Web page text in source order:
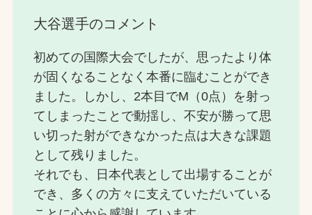
大谷選手のコメント
初めての国際大会でしたが、思ったより体
が固くなることなく本番に臨むことができ
ました。しかし、2本目でM（0点）を射っ
てしまったことで動揺し、不安が勝って思
い切った射ができなかった点は大きな課題
として残りました。
それでも、日本代表として出場することが
でき、多くの方々に支えていただいている